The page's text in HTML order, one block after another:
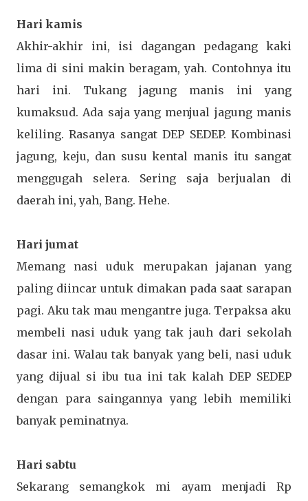
Hari kamis
Akhir-akhir ini, isi dagangan pedagang kaki
lima di sini makin beragam, yah. Contohnya itu
hari ini. Tukang jagung manis ini yang
kumaksud. Ada saja yang menjual jagung manis
keliling. Rasanya sangat DEP SEDEP. Kombinasi
jagung, keju, dan susu kental manis itu sangat
menggugah selera. Sering saja berjualan di
daerah ini, yah, Bang. Hehe.
Hari jumat
Memang nasi uduk merupakan jajanan yang
paling diincar untuk dimakan pada saat sarapan
pagi. Aku tak mau mengantre juga. Terpaksa aku
membeli nasi uduk yang tak jauh dari sekolah
dasar ini. Walau tak banyak yang beli, nasi uduk
yang dijual si ibu tua ini tak kalah DEP SEDEP
dengan para saingannya yang lebih memiliki
banyak peminatnya.
Hari sabtu
Sekarang semangkok mi ayam menjadi Rp